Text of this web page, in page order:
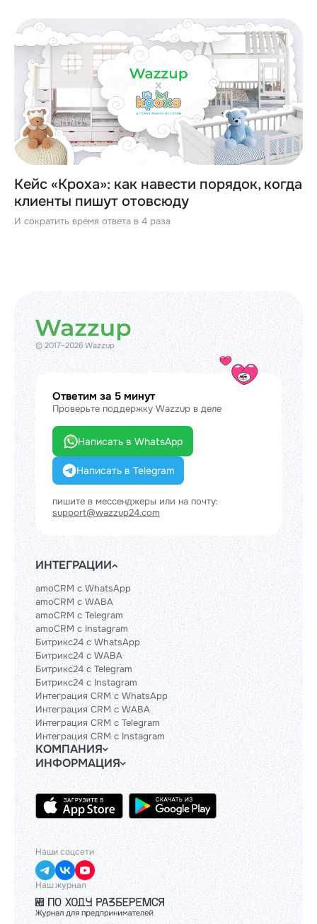
Кейс «Кроха»: как навести порядок, когда
клиенты пишут отовсюду
И сократить время ответа в 4 раза
© 2017–2026 Wazzup
Ответим за 5 минут
Проверьте поддержку Wazzup в деле
Написать в WhatsApp
Написать в Telegram
пишите в мессенджеры или на почту:
support@wazzup24.com
ИНТЕГРАЦИИ
amoCRM с WhatsApp
amoCRM с WABA
amoCRM с Telegram
amoCRM с Instagram
Битрикс24 с WhatsApp
Битрикс24 с WABA
Битрикс24 с Telegram
Битрикс24 с Instagram
Интеграция CRM с WhatsApp
Интеграция CRM с WABA
Интеграция CRM с Telegram
Интеграция CRM с Instagram
КОМПАНИЯ
Блог
Гайды
Контакты
Политики и соглашения
ИНФОРМАЦИЯ
Официальным партнерам
Техническим партнерам
Тарифы
API
База знаний
Наши соцсети
Наш журнал